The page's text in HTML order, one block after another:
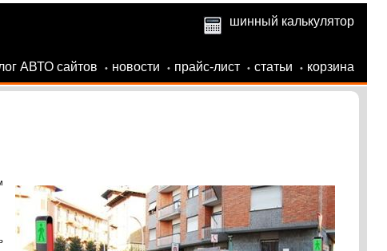
шинный калькулятор
АВТО сайтов • новости • прайс-лист • статьи • корзина